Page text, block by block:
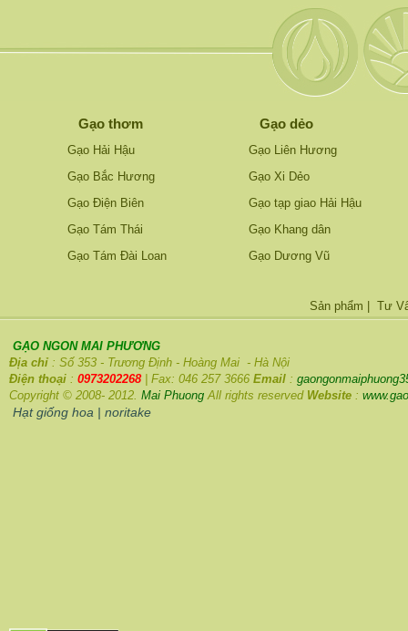
Gạo thơm Gạo dẻo
Gạo Hải Hậu
Gạo Liên Hương
Gạo Bắc Hương
Gạo Xi Dẻo
Gạo Điện Biên
Gạo tạp giao Hải Hậu
Gạo Tám Thái
Gạo Khang dân
Gạo Tám Đài Loan
Gạo Dương Vũ
Sản phẩm Tư
GẠO NGON MAI PHƯƠNG
Địa chỉ : Số 353 - Trương Định - Hoàng Mai - Hà Nội
Điện thoại : 0973202268| Fax: 046 257 3666 Email :
Copyright © 2008- 2012. Mai Phuong All rights reservedWebsite :
Hạt giống hoa | noritake